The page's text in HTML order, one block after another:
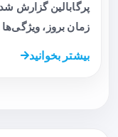
پرگابالین گزارش
زمان بروز،
بیشتر بخوانید